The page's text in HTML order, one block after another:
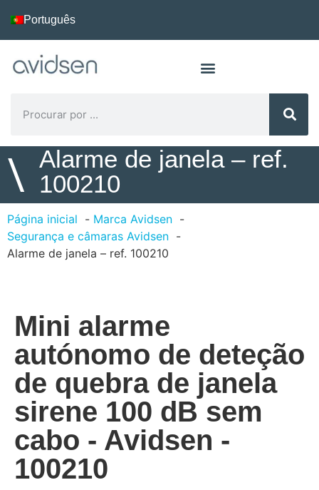
Português
\ Alarme de janela – ref.
100210
Página inicial
Marca Avidsen
Segurança e câmaras Avidsen
Alarme de janela – ref. 100210
Mini alarme
autónomo de deteção
de quebra de janela
sirene 100 dB sem
cabo - Avidsen -
100210